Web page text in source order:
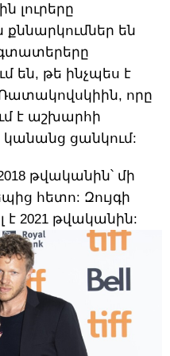
լուրերը
քննարկումներ են
են, թե ինչպես է
որը
է աշխարհի
ցանկում:
թվականին՝ մի
հետո: Զույգի
է 2021 թվականին: